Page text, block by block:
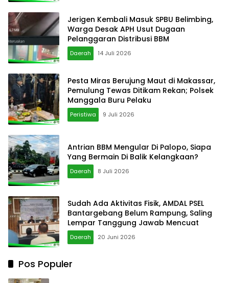
Jerigen Kembali Masuk SPBU Belimbing,
Warga Desak APH Usut Dugaan
Pelanggaran Distribusi BBM
Daerah 14 Juli 2026
Pesta Miras Berujung Maut di Makassar,
Pemulung Tewas Ditikam Rekan; Polsek
Manggala Buru Pelaku
Peristiwa 9 Juli 2026
Antrian BBM Mengular Di Palopo, Siapa
Yang Bermain Di Balik Kelangkaan?
Daerah 8 Juli 2026
Sudah Ada Aktivitas Fisik, AMDAL PSEL
Bantargebang Belum Rampung, Saling
Lempar Tanggung Jawab Mencuat
Daerah 20 Juni 2026
Pos Populer